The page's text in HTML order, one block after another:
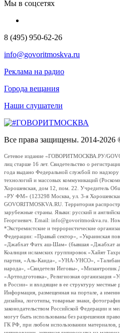
Мы в соцсетях
8 (495) 950-62-26
info@govoritmoskva.ru
Реклама на радио
Города вещания
Наши слушатели
Все права защищены. 2014-2026
Сетевое издание «ГОВОРИТМОСКВА.РУ/
лиц старше 16 лет. Свидетельство о
года выдано Федеральной службой по
технологий и массовых коммуникаций
Хорошевская, дом 12, пом. 22. Учредитель
«РУ ФМ» (123298 Москва, ул. 3-я
GOVORITMOSKVA.RU. Территория
зарубежные страны. Языки: русский и
Георгиевич. Email: info@govoritmoskva.ru.
*Экстремистские и террористические
Федерации: «Правый сектор», «Украинская
«Джабхат Фатх аш-Шам» (бывшая «Джабхат
Коалиция исламских группировок «Хайят
партия, «Аль-Каида», «УНА-УНСО»,
народа», «Свидетели Иеговы», «Мизантропик
«Артподготовка», Религиозная организация
в России» и входящие в ее структуру местные
Информация, размещенная на портале, а
дизайна, логотипы, товарные знаки,
законодательством Российской Федерации и
могут быть использованы без разрешения
ГК РФ, при любом использовании материалов,